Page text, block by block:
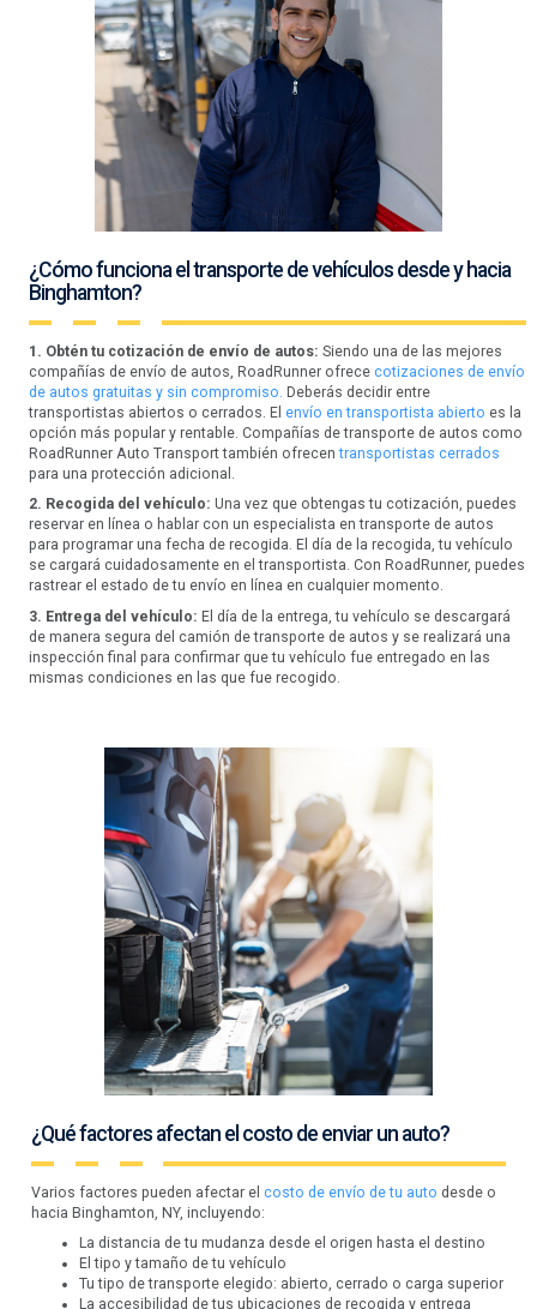
¿Cómo funciona el transporte de vehículos desde y hacia
Binghamton?
1. Obtén tu cotización de envío de autos: Siendo una de las mejores
compañías de envío de autos, RoadRunner ofrece cotizaciones de envío
de autos gratuitas y sin compromiso. Deberás decidir entre
transportistas abiertos o cerrados. El envío en transportista abierto es la
opción más popular y rentable. Compañías de transporte de autos como
RoadRunner Auto Transport también ofrecentransportistas cerrados
para una protección adicional.
2. Recogida del vehículo: Una vez que obtengas tu cotización, puedes
reservar en línea o hablar con un especialista en transporte de autos
para programar una fecha de recogida. El día de la recogida, tu vehículo
se cargará cuidadosamente en el transportista. Con RoadRunner, puedes
rastrear el estado de tu envío en línea en cualquier momento.
3. Entrega del vehículo: El día de la entrega, tu vehículo se descargará
de manera segura del camión de transporte de autos y se realizará una
inspección final para confirmar que tu vehículo fue entregado en las
mismas condiciones en las que fue recogido.
¿Qué factores afectan el costo de enviar un auto?
Varios factores pueden afectar elcosto de envío de tu auto desde o
hacia Binghamton, NY, incluyendo:
La distancia de tu mudanza desde el origen hasta el destino
El tipo y tamaño de tu vehículo
Tu tipo de transporte elegido: abierto, cerrado o carga superior
La accesibilidad de tus ubicaciones de recogida y entrega